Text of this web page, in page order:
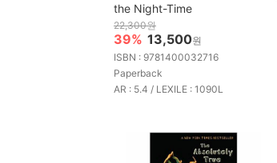
the Night-Time
22,300원
39% 13,500원
ISBN : 9781400032716
Paperback
AR : 5.4 / LEXILE : 1090L